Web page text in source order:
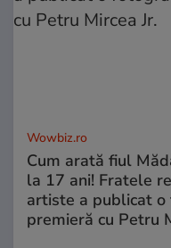
Wowbiz.ro
Cum arată fiul
la 17 ani! Fratele
artiste a publicat o
premieră cu Petru